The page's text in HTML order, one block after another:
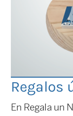
Regalos
En Regala un